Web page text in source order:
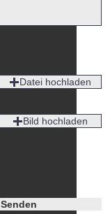
Datei hochladen
Bild hochladen
Senden